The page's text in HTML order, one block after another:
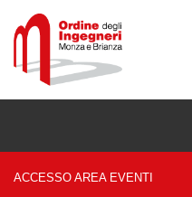
ACCESSO AREA EVENTI